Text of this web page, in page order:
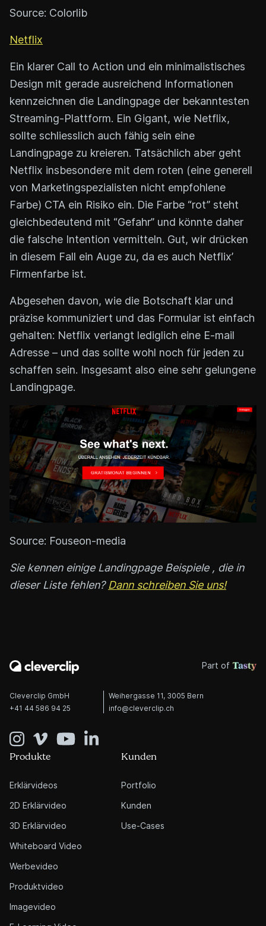
Source: Colorlib
Netflix
Ein klarer Call to Action und ein minimalistisches
Design mit gerade ausreichend Informationen
kennzeichnen die Landingpage der bekanntesten
Streaming-Plattform. Ein Gigant, wie Netflix,
sollte schliesslich auch fähig sein eine
Landingpage zu kreieren. Tatsächlich aber geht
Netflix insbesondere mit dem roten (eine generell
von Marketingspezialisten nicht empfohlene
Farbe) CTA ein Risiko ein. Die Farbe “rot” steht
gleichbedeutend mit “Gefahr” und könnte daher
die falsche Intention vermitteln. Gut, wir drücken
in diesem Fall ein Auge zu, da es auch Netflix’
Firmenfarbe ist.
Abgesehen davon, wie die Botschaft klar und
präzise kommuniziert und das Formular ist einfach
gehalten: Netflix verlangt lediglich eine E-mail
Adresse – und das sollte wohl noch für jeden zu
schaffen sein. Insgesamt also eine sehr gelungene
Landingpage.
Source: Fouseon-media
Sie kennen einige Landingpage Beispiele , die in
dieser Liste fehlen? Dann schreiben Sie uns!
Cleverclip GmbH
Weihergasse 11, 3005 Bern
+41 44 586 94 25
info@cleverclip.ch
Produkte
Erklärvideos
2D Erklärvideo
3D Erklärvideo
Whiteboard Video
Werbevideo
Produktvideo
Imagevideo
Kunden
Portfolio
Kunden
Use-Cases
Part of